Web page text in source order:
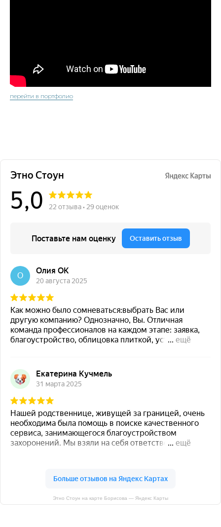
перейти в портфолио
Этно Стоун на карте Борисова — Яндекс Карты